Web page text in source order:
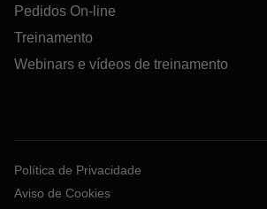
Pedidos On-line
Treinamento
Webinars e vídeos de treinamento
Política de Privacidade
Aviso de Cookies